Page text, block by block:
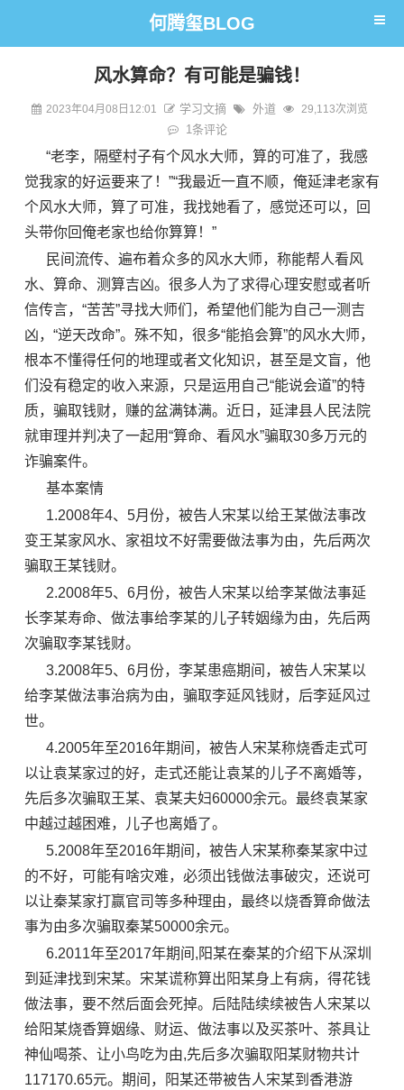
风水算命？有可能是骗钱！
2023年04月08日12:01 学习文摘 外道 29,113次浏览
1条评论
“老李，隔壁村子有个风水大师，算的可准了，我感
觉我家的好运要来了！”“我最近一直不顺，俺延津老家有
个风水大师，算了可准，我找她看了，感觉还可以，回
头带你回俺老家也给你算算！”
民间流传、遍布着众多的风水大师，称能帮人看风
水、算命、测算吉凶。很多人为了求得心理安慰或者听
信传言，“苦苦”寻找大师们，希望他们能为自己一测吉
凶，“逆天改命”。殊不知，很多“能掐会算”的风水大师，
根本不懂得任何的地理或者文化知识，甚至是文盲，他
们没有稳定的收入来源，只是运用自己“能说会道”的特
质，骗取钱财，赚的盆满钵满。近日，延津县人民法院
就审理并判决了一起用“算命、看风水”骗取30多万元的
诈骗案件。
基本案情
1.2008年4、5月份，被告人宋某以给王某做法事改
变王某家风水、家祖坟不好需要做法事为由，先后两次
骗取王某钱财。
2.2008年5、6月份，被告人宋某以给李某做法事延
长李某寿命、做法事给李某的儿子转姻缘为由，先后两
次骗取李某钱财。
3.2008年5、6月份，李某患癌期间，被告人宋某以
给李某做法事治病为由，骗取李延风钱财，后李延风过
世。
4.2005年至2016年期间，被告人宋某称烧香走式可
以让袁某家过的好，走式还能让袁某的儿子不离婚等，
先后多次骗取王某、袁某夫妇60000余元。最终袁某家
中越过越困难，儿子也离婚了。
5.2008年至2016年期间，被告人宋某称秦某家中过
的不好，可能有啥灾难，必须出钱做法事破灾，还说可
以让秦某家打赢官司等多种理由，最终以烧香算命做法
事为由多次骗取秦某50000余元。
6.2011年至2017年期间,阳某在秦某的介绍下从深圳
到延津找到宋某。宋某谎称算出阳某身上有病，得花钱
做法事，要不然后面会死掉。后陆陆续续被告人宋某以
给阳某烧香算姻缘、财运、做法事以及买茶叶、茶具让
神仙喝茶、让小鸟吃为由,先后多次骗取阳某财物共计
117170.65元。期间，阳某还带被告人宋某到香港游
何腾玺BLOG